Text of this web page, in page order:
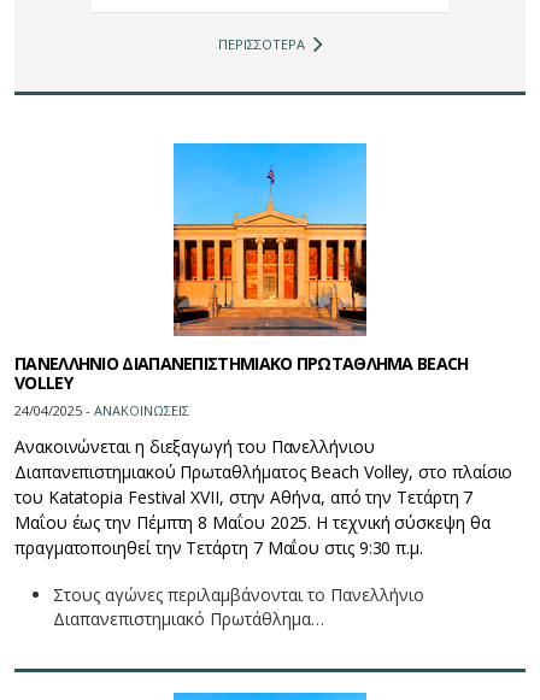
ΠΕΡΙΣΣΟΤΕΡΑ
ΠΑΝΕΛΛΗΝΙΟ ΔΙΑΠΑΝΕΠΙΣΤΗΜΙΑΚΟ ΠΡΩΤΑΘΛΗΜΑ BEACH
VOLLEY
24/04/2025 - ΑΝΑΚΟΙΝΩΣΕΙΣ
Ανακοινώνεται η διεξαγωγή του Πανελλήνιου
Διαπανεπιστημιακού Πρωταθλήματος Beach Volley, στο πλαίσιο
του Katatopia Festival XVII, στην Αθήνα, από την Τετάρτη 7
Μαΐου έως την Πέμπτη 8 Μαΐου 2025. Η τεχνική σύσκεψη θα
πραγματοποιηθεί την Τετάρτη 7 Μαΐου στις 9:30 π.μ.
Στους αγώνες περιλαμβάνονται το Πανελλήνιο
Διαπανεπιστημιακό Πρωτάθλημα…